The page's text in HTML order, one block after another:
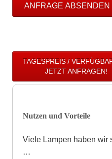
ANFRAGE ABSENDEN
TAGESPREIS /
JETZT ANFRAGEN!
Nutzen und Vorteile
Viele Lampen haben wir
…